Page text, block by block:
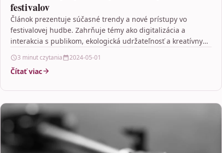
festivalov
Článok prezentuje súčasné trendy a nové prístupy vo
festivalovej hudbe. Zahrňuje témy ako digitalizácia a
interakcia s publikom, ekologická udržateľnosť a kreatívny
3 minut czytania 2024-05-01
Čítať viac